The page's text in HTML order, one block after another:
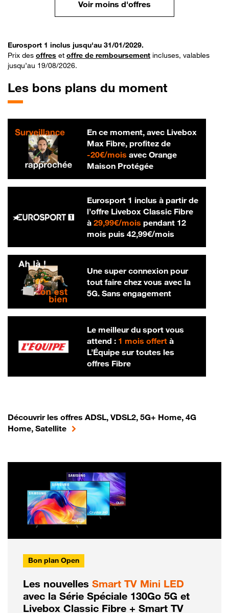
Voir moins d'offres
Eurosport 1 inclus jusqu'au 31/01/2029.
Prix des offres et offre de remboursement incluses, valables
jusqu’au 19/08/2026.
Les bons plans du moment
En ce moment, avec Livebox
Max Fibre, profitez de
-20€/mois20 € par mois
avec Orange
Maison Protégée
Eurosport 1 inclus à partir de
l’offre Livebox Classic Fibre
à 29,99€/mois29,99 € par mois
pendant 12
mois puis 42,99€/mois42,99 € par
Une super connexion pour
tout faire chez vous avec la
5G. Sans engagement
Le meilleur du sport vous
attend : 1 mois offertà
L’Équipe sur toutes les
offres Fibre
Découvrir les offres ADSL, VDSL2, 5G+ Home, 4G
Home, Satellite
Bon plan Open
Les nouvelles Smart TV Mini LED
avec la Série Spéciale 130Go 5G et
Livebox Classic Fibre + Smart TV